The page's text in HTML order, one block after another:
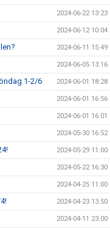
2024-06-22 13:23
2024-06-12 10:04
2024-06-11 15:49
2024-06-05 13:16
1-2/6 2024-06-01 18:28
2024-06-01 16:56
2024-06-01 16:01
2024-05-30 16:52
2024-05-29 11:00
2024-05-22 16:30
2024-04-25 11:00
2024-04-23 13:50
2024-04-11 23:00